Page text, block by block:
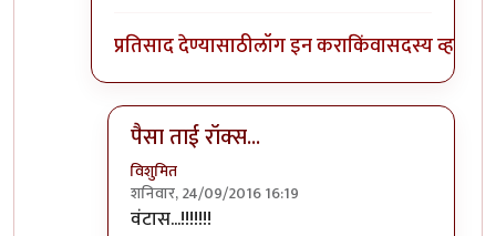
प्रतिसाद देण्यासाठीलॉग इन कराकिंवासदस्य व्हा
पैसा ताई रॉक्स...
विशुमित
शनिवार, 24/09/2016 16:19
In reply to
वंटास...!!!!!!!